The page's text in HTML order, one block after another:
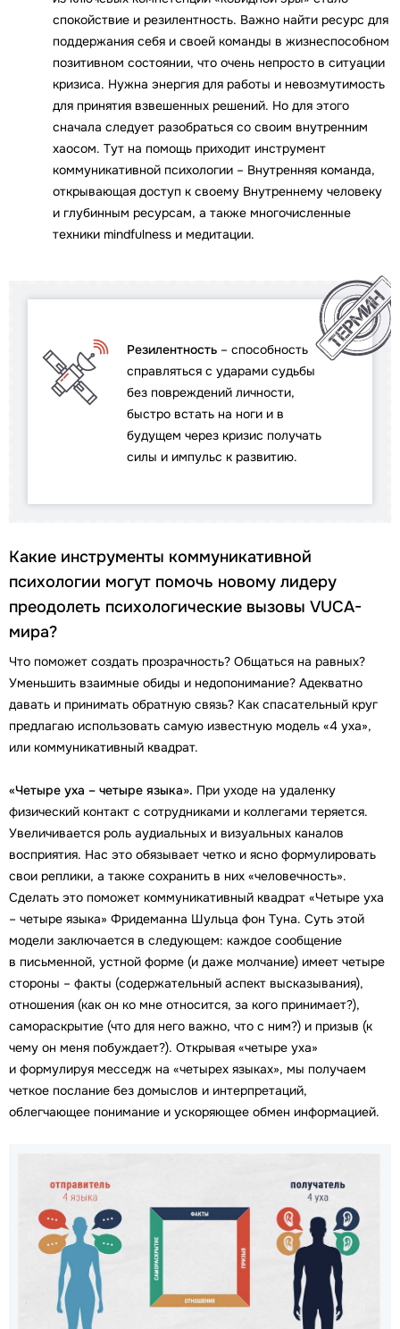
спокойствие и резилентность. Важно найти ресурс для
поддержания себя и своей команды в жизнеспособном
позитивном состоянии, что очень непросто в ситуации
кризиса. Нужна энергия для работы и невозмутимость
для принятия взвешенных решений. Но для этого
сначала следует разобраться со своим внутренним
хаосом. Тут на помощь приходит инструмент
коммуникативной психологии – Внутренняя команда,
открывающая доступ к своему Внутреннему человеку
и глубинным ресурсам, а также многочисленные
техники mindfulness и медитации.
Резилентность – способность
справляться с ударами судьбы
без повреждений личности,
быстро встать на ноги и в
будущем через кризис получать
силы и импульс к развитию.
Какие инструменты коммуникативной
психологии могут помочь новому лидеру
преодолеть психологические вызовы VUCA-
мира?
Что поможет создать прозрачность? Общаться на равных?
Уменьшить взаимные обиды и недопонимание? Адекватно
давать и принимать обратную связь? Как спасательный круг
предлагаю использовать самую известную модель «4 уха»,
или коммуникативный квадрат.
«Четыре уха – четыре языка». При уходе на удаленку
физический контакт с сотрудниками и коллегами теряется.
Увеличивается роль аудиальных и визуальных каналов
восприятия. Нас это обязывает четко и ясно формулировать
свои реплики, а также сохранить в них «человечность».
Сделать это поможет коммуникативный квадрат «Четыре уха
– четыре языка» Фридеманна Шульца фон Туна. Суть этой
модели заключается в следующем: каждое сообщение
в письменной, устной форме (и даже молчание) имеет четыре
стороны – факты (содержательный аспект высказывания),
отношения (как он ко мне относится, за кого принимает?),
самораскрытие (что для него важно, что с ним?) и призыв (к
чему он меня побуждает?). Открывая «четыре уха»
и формулируя месседж на «четырех языках», мы получаем
четкое послание без домыслов и интерпретаций,
облегчающее понимание и ускоряющее обмен информацией.